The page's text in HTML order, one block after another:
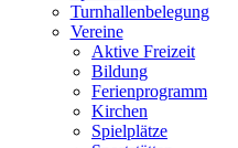
Turnhallenbelegung
Vereine
Aktive Freizeit
Bildung
Ferienprogramm
Kirchen
Spielplätze